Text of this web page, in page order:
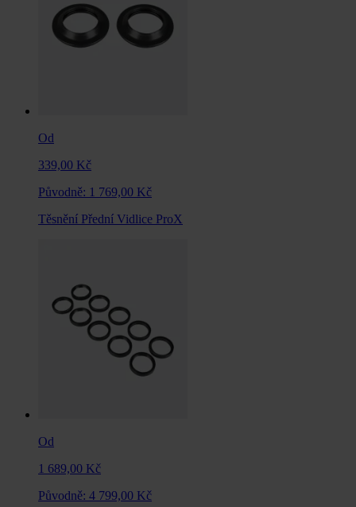
Od
339,00 Kč
Původně: 1 769,00 Kč
Těsnění Přední Vidlice ProX
Od
1 689,00 Kč
Původně: 4 799,00 Kč